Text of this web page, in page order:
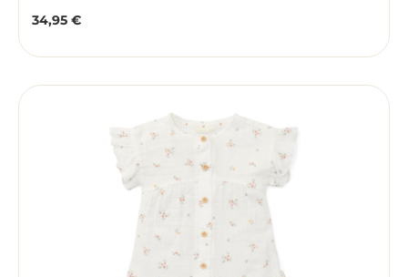
Regulärer Preis:
34,95 €